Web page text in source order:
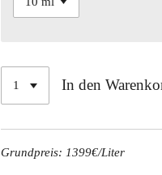
In den
Grundpreis: 1399€/Liter